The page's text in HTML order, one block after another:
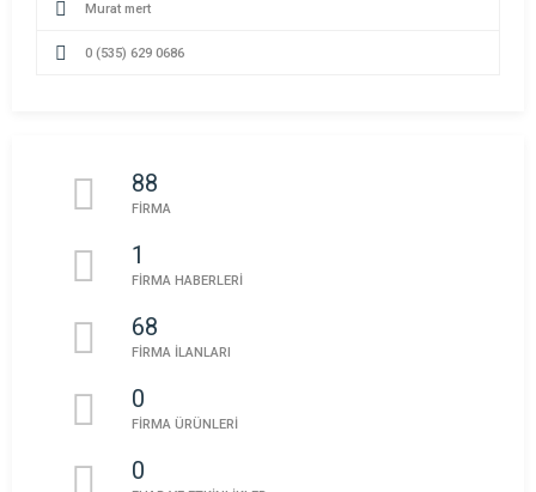
Murat mert
0 (535) 629 0686
88
FİRMA
1
FİRMA HABERLERİ
68
FİRMA İLANLARI
0
FİRMA ÜRÜNLERİ
0